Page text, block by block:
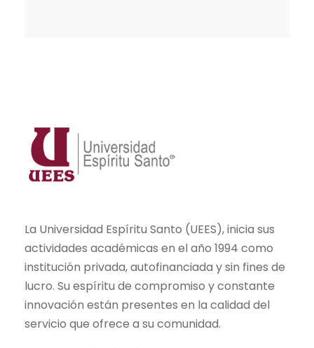
La Universidad Espíritu Santo (UEES), inicia sus
actividades académicas en el año 1994 como
institución privada, autofinanciada y sin fines de
lucro. Su espíritu de compromiso y constante
innovación están presentes en la calidad del
servicio que ofrece a su comunidad.